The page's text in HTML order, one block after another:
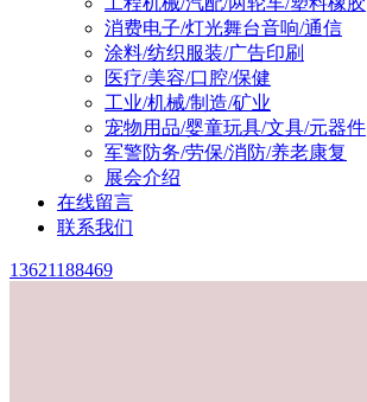
消费电子/灯光舞台音响/通信
涂料/纺织服装/广告印刷
医疗/美容/口腔/保健
工业/机械/制造/矿业
宠物用品/婴童玩具/文具/元器件
军警防务/劳保/消防/养老康复
展会介绍
在线留言
联系我们
13621188469